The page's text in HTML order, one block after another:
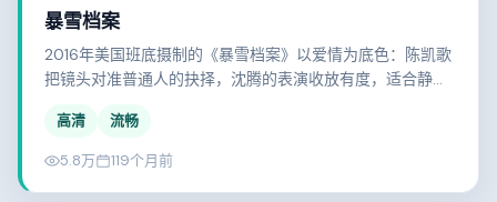
暴雪档案
2016年美国班底摄制的《暴雪档案》以爱情为底色：陈凯歌
把镜头对准普通人的抉择，沈腾的表演收放有度，适合静心
高清 流畅
5.8万 119个月前